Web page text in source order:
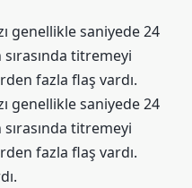
genellikle saniyede 24
titremeyi
fazla flaş vardı.
genellikle saniyede 24
titremeyi
fazla flaş vardı.